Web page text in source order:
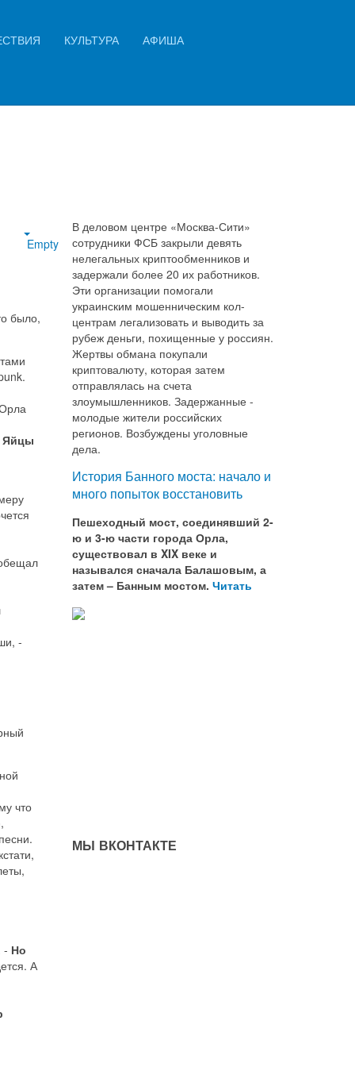
КУЛЬТУРА АФИША
Empty
было,
Яйцы
-
что
- Но
А
В деловом центре «Москва-Сити»
сотрудники ФСБ закрыли девять
нелегальных криптообменников и
задержали более 20 их работников.
Эти организации помогали
украинским мошенническим кол-
центрам легализовать и выводить за
рубеж деньги, похищенные у россиян.
Жертвы обмана покупали
криптовалюту, которая затем
отправлялась на счета
злоумышленников. Задержанные -
молодые жители российских
регионов. Возбуждены уголовные
дела.
История Банного моста: начало и
много попыток восстановить
Пешеходный мост, соединявший 2-
ю и 3-ю части города Орла,
существовал в XIX веке и
назывался сначала Балашовым, а
затем – Банным мостом. Читать
МЫ ВКОНТАКТЕ